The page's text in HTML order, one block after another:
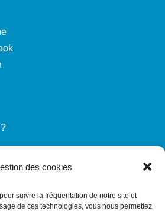
des cookies
suivre la fréquentation de notre site et
de ces technologies, vous nous permettez